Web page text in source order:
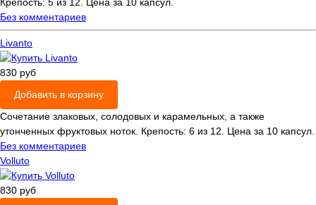
Крепость: 5 из 12. Цена за 10 капсул.
Без комментариев
Livanto
830 руб
Добавить в корзину
Сочетание злаковых, солодовых и карамельных, а также
утонченных фруктовых ноток. Крепость: 6 из 12. Цена за 10 капсул.
Без комментариев
Volluto
830 руб